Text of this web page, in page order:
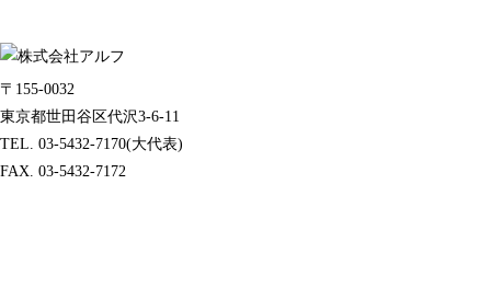
〒155-0032
東京都世田谷区代沢3-6-11
TEL. 03-5432-7170(大代表)
FAX. 03-5432-7172